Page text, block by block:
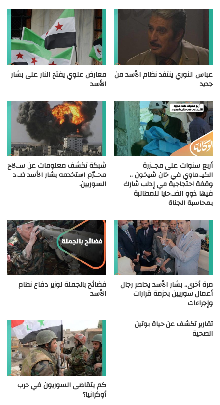
عباس النوري ينتقد نظام الأسد من
جديد
معارض علوي يفتح النار على بشار
الأسد
أربع سنوات على مجـ.زرة
الكيـ.ماوي في خان شيخون ..
وقفة احتجاجية في إدلب شارك
فيها ذوو الضـ.حايا للمطالبة
بمحاسبة الجناة
شبكة تكشف معلومات عن سـ.لاح
محـ.رّم استخدمه بشار الأسد ضـ.د
السوريين.
مرة أخرى.. بشار الأسد يحاصر رجال
أعمال سوريين بحزمة قرارات
وإجراءات
فضائح بالجملة لوزير دفاع نظام
الأسد
تقارير تكشف عن حياة بوتين
الصحية
كم يتقاضى السوريون في حرب
أوكرانيا؟